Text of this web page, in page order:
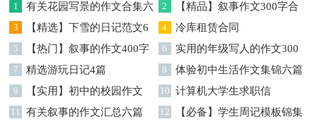
1
有关花园写景的作文合集六
篇
2
【精品】叙事作文300字合
集5篇
3
【精选】下雪的日记范文6
篇
4 冷库租赁合同
5
【热门】叙事的作文400字
合集9篇
6
实用的年级写人的作文300
字合集九篇
7 精选游玩日记4篇 8 体验初中生活作文集锦六篇
9
【实用】初中的校园作文
300字汇总7篇
10 计算机大学生求职信
11 有关叙事的作文汇总六篇 12 【必备】学生周记模板锦集